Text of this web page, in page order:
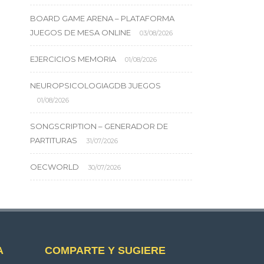
BOARD GAME ARENA – PLATAFORMA
JUEGOS DE MESA ONLINE
03/08/2026
EJERCICIOS MEMORIA 01/08/2026
NEUROPSICOLOGIAGDB JUEGOS
01/08/2026
SONGSCRIPTION – GENERADOR DE
PARTITURAS
31/07/2026
OECWORLD 30/07/2026
COMPARTE Y SUGIERE